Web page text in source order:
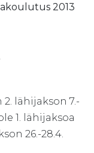
2013
lähijakson 7.-
1. lähijaksoa
26.-28.4.